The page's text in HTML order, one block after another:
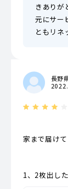
きありが
元にサー
ともリネ
長野
家まで届け
1、2枚出し